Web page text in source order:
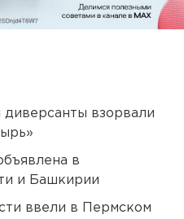
диверсанты взорвали
в
и Башкирии
ввели в Пермском